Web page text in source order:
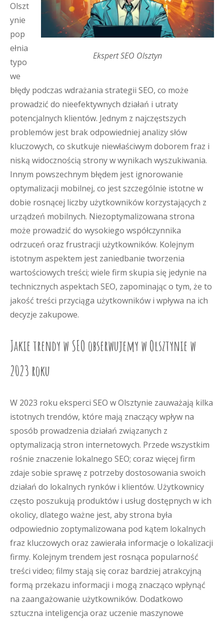
Ekspert SEO Olsztyn
Olszt
ynie
pop
ełnia
typo
we
błędy podczas wdrażania strategii SEO, co może
prowadzić do nieefektywnych działań i utraty
potencjalnych klientów. Jednym z najczęstszych
problemów jest brak odpowiedniej analizy słów
kluczowych, co skutkuje niewłaściwym doborem fraz i
niską widocznością strony w wynikach wyszukiwania.
Innym powszechnym błędem jest ignorowanie
optymalizacji mobilnej, co jest szczególnie istotne w
dobie rosnącej liczby użytkowników korzystających z
urządzeń mobilnych. Niezoptymalizowana strona
może prowadzić do wysokiego współczynnika
odrzuceń oraz frustracji użytkowników. Kolejnym
istotnym aspektem jest zaniedbanie tworzenia
wartościowych treści; wiele firm skupia się jedynie na
technicznych aspektach SEO, zapominając o tym, że to
jakość treści przyciąga użytkowników i wpływa na ich
decyzje zakupowe.
Jakie trendy w SEO obserwujemy w Olsztynie w
2023 roku
W 2023 roku eksperci SEO w Olsztynie zauważają kilka
istotnych trendów, które mają znaczący wpływ na
sposób prowadzenia działań związanych z
optymalizacją stron internetowych. Przede wszystkim
rośnie znaczenie lokalnego SEO; coraz więcej firm
zdaje sobie sprawę z potrzeby dostosowania swoich
działań do lokalnych rynków i klientów. Użytkownicy
często poszukują produktów i usług dostępnych w ich
okolicy, dlatego ważne jest, aby strona była
odpowiednio zoptymalizowana pod kątem lokalnych
fraz kluczowych oraz zawierała informacje o lokalizacji
firmy. Kolejnym trendem jest rosnąca popularność
treści video; filmy stają się coraz bardziej atrakcyjną
formą przekazu informacji i mogą znacząco wpłynąć
na zaangażowanie użytkowników. Dodatkowo
sztuczna inteligencja oraz uczenie maszynowe